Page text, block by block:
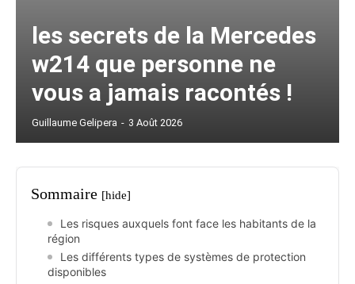
les secrets de la Mercedes
w214 que personne ne
vous a jamais racontés !
Guillaume Gelipera - 3 Août 2026
Sommaire [hide]
Les risques auxquels font face les habitants de la
région
Les différents types de systèmes de protection
disponibles